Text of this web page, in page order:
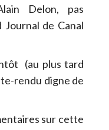
Delon, pas
de Canal
(au plus tard
rendu digne de
sur cette